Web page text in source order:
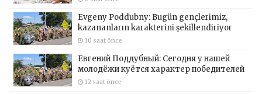
Evgeny Poddubny: Bugün gençlerimiz,
kazananların karakterini şekillendiriyor
10 saat önce
Евгений Поддубный: Сегодня у нашей
молодёжи куётся характер победителей
12 saat önce